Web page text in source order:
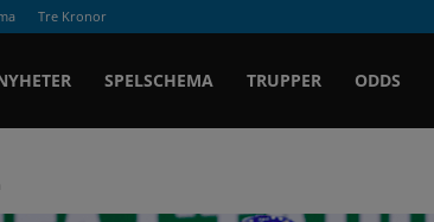
Tre Kronor
SPELSCHEMA TRUPPER ODDS